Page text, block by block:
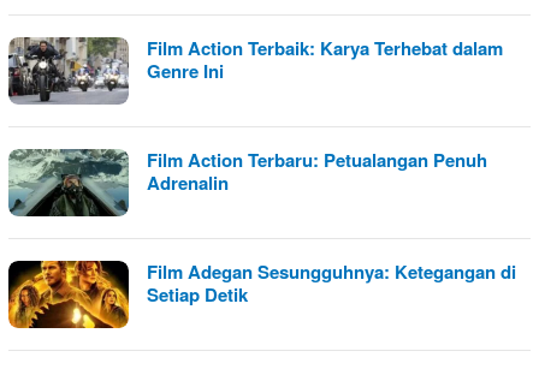
Film Action Terbaik: Karya Terhebat dalam
Genre Ini
Film Action Terbaru: Petualangan Penuh
Adrenalin
Film Adegan Sesungguhnya: Ketegangan di
Setiap Detik